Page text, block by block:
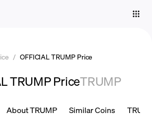
/ OFFICIAL TRUMP Price
TRUMP PriceTRUMP
About TRUMP Similar Coins